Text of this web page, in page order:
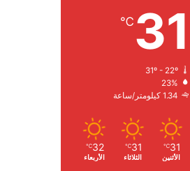
31
℃
31º - 22º
الرطوبة:
الرياح:
31
℃
الأثنين
31
℃
الثلاثاء
32
℃
الأربعاء